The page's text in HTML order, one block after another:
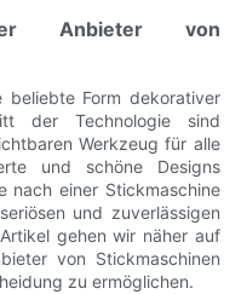
Anbieter von
beliebte Form dekorativer
der Technologie sind
Werkzeug für alle
und schöne Designs
nach einer Stickmaschine
und zuverlässigen
gehen wir näher auf
von Stickmaschinen
zu ermöglichen.